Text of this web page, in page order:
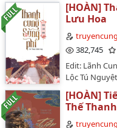
không còn
không cách
để nàng tự
thẳng lên
chí cao vô
đỏ mắt
thềm
ác hắc,
Nữ chủ
đừng nói lời
cấp đánh
trước, mười
thân thể một
thành một
hắn cũng
là vị Hoàng
cung, cha
Nguyện vọng
bể khổ, xuất
[HOÀN]
Lưu Hoa
382,745
Edit: Lãnh
Lộc Tú
Đáp ứng thất
mạo thường
không, người
nàng.Lần
[HOÀN]
Thế